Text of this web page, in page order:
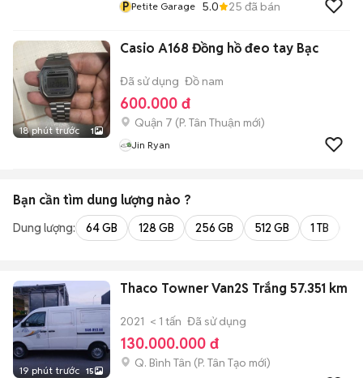
P Petite Garage 5.0 25 đã bán
18 phút trước 1
Casio A168 Đồng hồ đeo tay Bạc
Đã sử dụng Đồ nam
600.000 đ
Quận 7 (P. Tân Thuận mới)
Jin Ryan
Bạn cần tìm dung lượng nào ?
Dung lượng: 64 GB 128 GB 256 GB 512 GB 1 TB
19 phút trước 15
Thaco Towner Van2S Trắng 57.351 km
2021 < 1 tấn Đã sử dụng
130.000.000 đ
Q. Bình Tân (P. Tân Tạo mới)